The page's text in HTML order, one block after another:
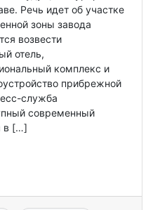
Речь идет об участке
зоны завода
возвести
отель,
комплекс и
прибрежной
служба
современный
в […]